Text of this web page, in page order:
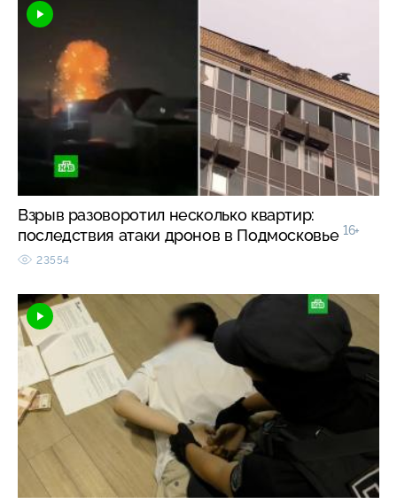
Взрыв разоворотил несколько квартир:
последствия атаки дронов в Подмосковье 16+
23554